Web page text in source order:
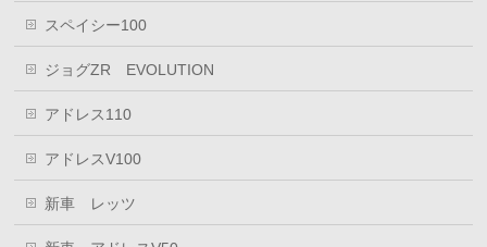
スペイシー100
ジョグZR EVOLUTION
アドレス110
アドレスV100
新車 レッツ